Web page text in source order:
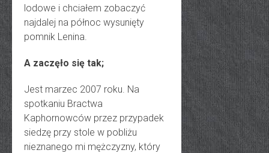
lodowe i chciałem zobaczyć
najdalej na północ wysunięty
pomnik Lenina.
A zaczęło się tak;
Jest marzec 2007 roku. Na
spotkaniu Bractwa
Kaphornowców przez przypadek
siedzę przy stole w pobliżu
nieznanego mi mężczyzny, który